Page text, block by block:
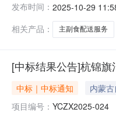
品目：
发布时间： 2025-10-29
相关产品：
主副食配送服务
[中标结果公告]杭锦
中标｜中标通知 内蒙
项目编号： YCZX2025-024